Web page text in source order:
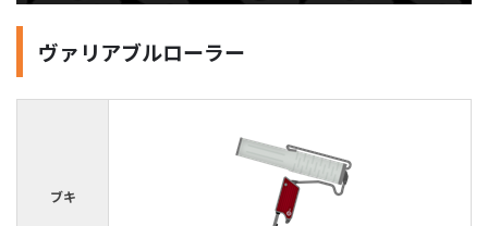
ヴァリアブルローラー
ブキ